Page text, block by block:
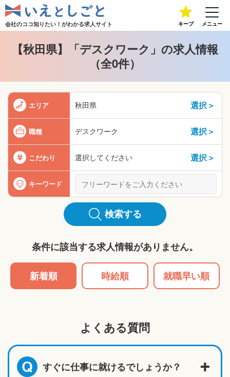
会社のココ知りたい！がわかる求人サイト キープ メニュー
【秋田県】「デスクワーク」の求人情報
（全0件）
エリア 秋田県 選択＞
職種 デスクワーク 選択＞
こだわり 選択してください 選択＞
キーワード
検索する
条件に該当する求人情報がありません。
新着順 時給順 就職早い順
よくある質問
Q すぐに仕事に就けるでしょうか？